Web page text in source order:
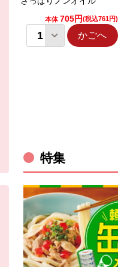
別のウィンドウで開きます。
本体 705円(税込761円)
かごへ
特集